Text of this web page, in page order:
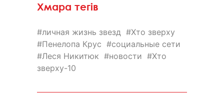
Хмара тегів
личная жизнь звезд
Хто зверху
Пенелопа Крус
социальные сети
Леся Никитюк
новости
Хто
зверху-10